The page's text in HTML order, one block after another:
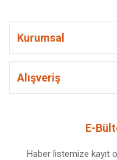
Kurumsal
Alışveriş
E-
Haber listemize kayıt